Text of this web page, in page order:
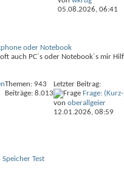
05.08.2026, 06:41
oder Notebook
auch PC´s oder Notebook´s mir
Themen: 943
Beiträge: 8.013
Letzter Beitrag:
Frage:
von oberallgeier
12.01.2026, 08:59